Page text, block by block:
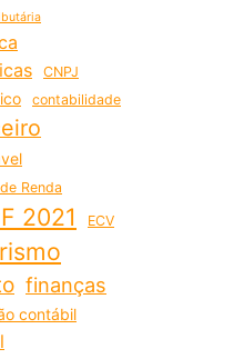
CNPJ
contabilidade
Renda
2021 ECV
finanças
contábil